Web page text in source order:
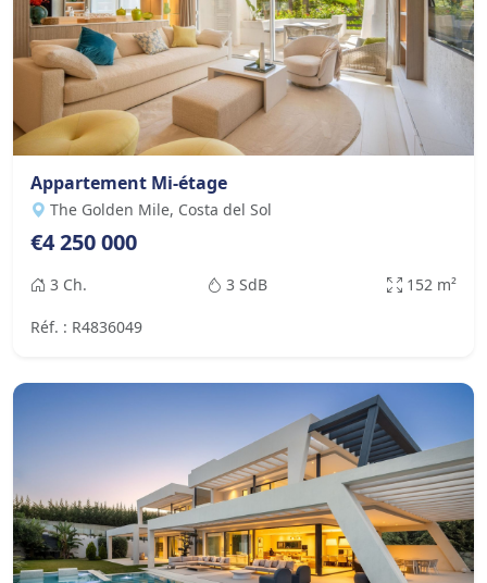
Appartement Mi-étage
The Golden Mile, Costa del Sol
€4 250 000
3 Ch. 3 SdB 152 m²
Réf. : R4836049